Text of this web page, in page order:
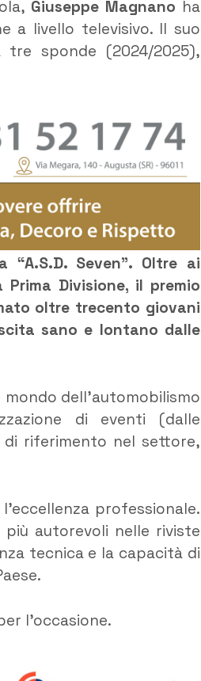
Giuseppe Magnano ha
a livello televisivo. Il suo
tre sponde (2024/2025),
Seven”. Oltre ai
Divisione, il premio
oltre trecento giovani
sano e lontano dalle
dell’automobilismo
di eventi (dalle
riferimento nel settore,
professionale.
autorevoli nelle riviste
tecnica e la capacità di
l’occasione.